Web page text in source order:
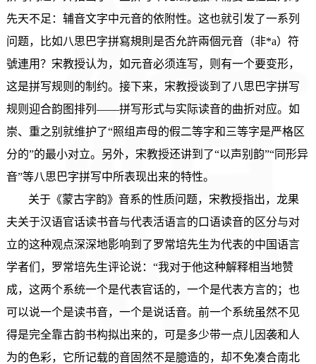
先天不足：辅音文字中元音的依附性。这也就引发了一系列
问题，比如八思巴字拼寫規則是否允許兩個元音（非*a）符
號連用？宋教授认为，如元音必须连写，则有一个要变形，
这是拼写规则的制约。接下来，宋教授谈到了八思巴字拼写
规则迎合韵图排列——拼写形式与实际读音的曲折对应。如
崇、重之别就维护了“照组声母的假二等字和三等字是严格区
分的”的最小对立。另外，宋教授还讲到了“以声别韵”“同形异
音”等八思巴字拼写中所表现出来的特性。
关于《蒙古字韵》音系的性质问题，宋教授指出，龙果
夫关于汉语官话读书音与代表活语言的口语读音的区分与对
立的这种观点深深地影响到了罗常培先生为代表的中国语言
学者们，罗常培先生评论说：“我对于他这种解释相当地赞
成，这两个系统一个是代表官话的，一个是代表方言的；也
可以说一个是读书音，一个是说话音。前一个系统虽然不见
得是完全靠古韵书构拟出来的，可是多少带一点儿因袭和人
为的色彩，它所记载的音固然不是臆造的，却不免凑合南北